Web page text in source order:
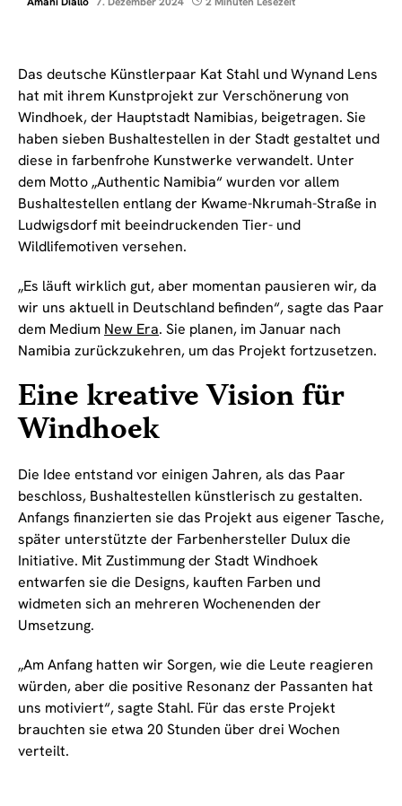
Das deutsche Künstlerpaar Kat Stahl und Wynand Lens
hat mit ihrem Kunstprojekt zur Verschönerung von
Windhoek, der Hauptstadt Namibias, beigetragen. Sie
haben sieben Bushaltestellen in der Stadt gestaltet und
diese in farbenfrohe Kunstwerke verwandelt. Unter
dem Motto „Authentic Namibia“ wurden vor allem
Bushaltestellen entlang der Kwame-Nkrumah-Straße in
Ludwigsdorf mit beeindruckenden Tier- und
Wildlifemotiven versehen.
„Es läuft wirklich gut, aber momentan pausieren wir, da
wir uns aktuell in Deutschland befinden“, sagte das Paar
dem Medium New Era. Sie planen, im Januar nach
Namibia zurückzukehren, um das Projekt fortzusetzen.
Eine kreative Vision für
Windhoek
Die Idee entstand vor einigen Jahren, als das Paar
beschloss, Bushaltestellen künstlerisch zu gestalten.
Anfangs finanzierten sie das Projekt aus eigener Tasche,
später unterstützte der Farbenhersteller Dulux die
Initiative. Mit Zustimmung der Stadt Windhoek
entwarfen sie die Designs, kauften Farben und
widmeten sich an mehreren Wochenenden der
Umsetzung.
„Am Anfang hatten wir Sorgen, wie die Leute reagieren
würden, aber die positive Resonanz der Passanten hat
uns motiviert“, sagte Stahl. Für das erste Projekt
brauchten sie etwa 20 Stunden über drei Wochen
verteilt.